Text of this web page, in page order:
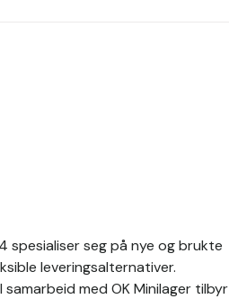
spesialiser seg på nye og brukte
leveringsalternativer.
med OK Minilager tilbyr